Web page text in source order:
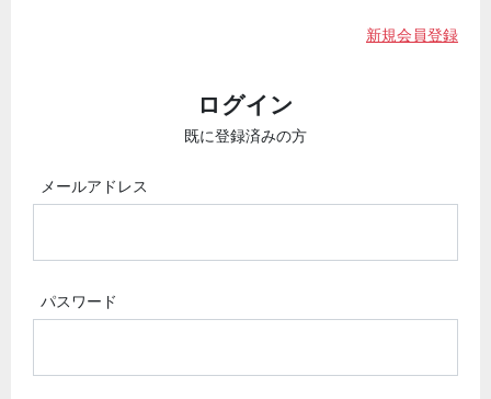
新規会員登録
ログイン
既に登録済みの方
メールアドレス
パスワード